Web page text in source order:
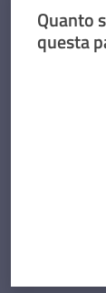
Quanto
questa